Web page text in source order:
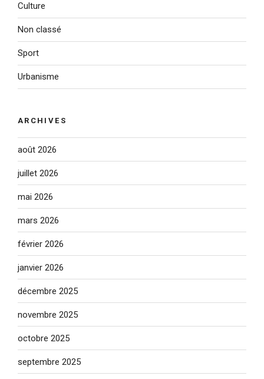
Culture
Non classé
Sport
Urbanisme
ARCHIVES
août 2026
juillet 2026
mai 2026
mars 2026
février 2026
janvier 2026
décembre 2025
novembre 2025
octobre 2025
septembre 2025